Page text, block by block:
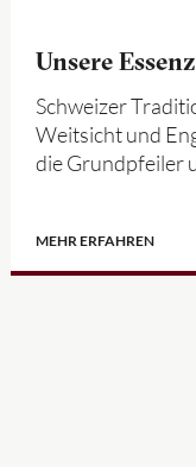
Unsere Essenz
Schweizer
Weitsicht und
die Grundpfeiler
MEHR ERFAHREN